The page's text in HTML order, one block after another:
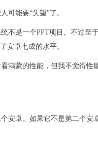
可能要“失望”了。
不是一个PPT项目。不过
安卓七成的水平。
鸿蒙的性能，但我不觉得
安卓。如果它不是第二个安